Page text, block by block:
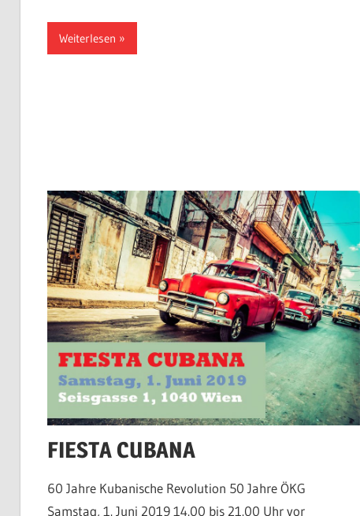
Weiterlesen
FIESTA CUBANA
60 Jahre Kubanische Revolution 50 Jahre ÖKG
Samstag, 1. Juni 2019 14.00 bis 21.00 Uhr vor